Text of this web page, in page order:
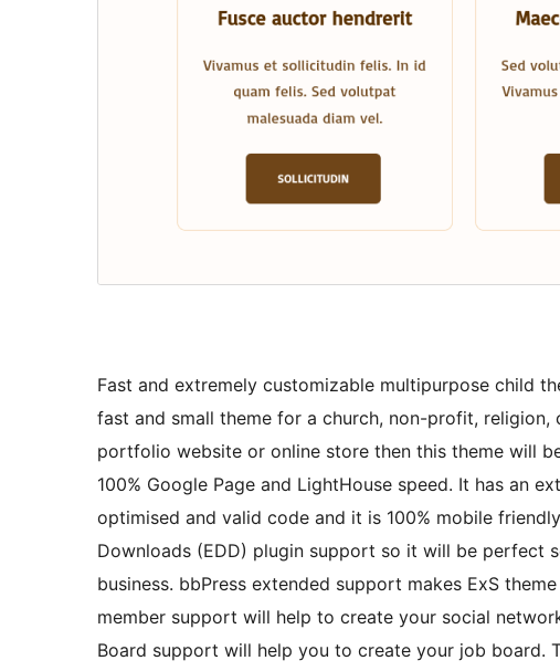
Fast and extremely customizable multipurpose child
fast and small theme for a church, non-profit,
portfolio website or online store then this theme will
100% Google Page and LightHouse speed. It has an
optimised and valid code and it is 100% mobile
Downloads (EDD) plugin support so it will be perfect
business. bbPress extended support makes ExS
member support will help to create your social
Board support will help you to create your job board.